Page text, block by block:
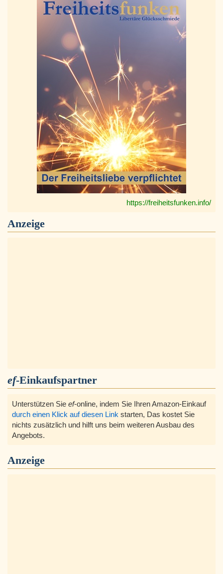
https://freiheitsfunken.info/
Anzeige
ef-Einkaufspartner
Unterstützen Sie ef-online, indem Sie Ihren Amazon-Einkauf
durch einen Klick auf diesen Link starten, Das kostet Sie
nichts zusätzlich und hilft uns beim weiteren Ausbau des
Angebots.
Anzeige